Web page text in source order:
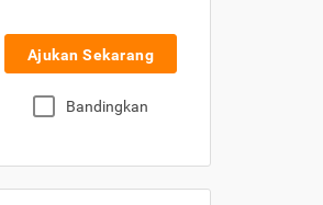
Ajukan Sekarang
Bandingkan